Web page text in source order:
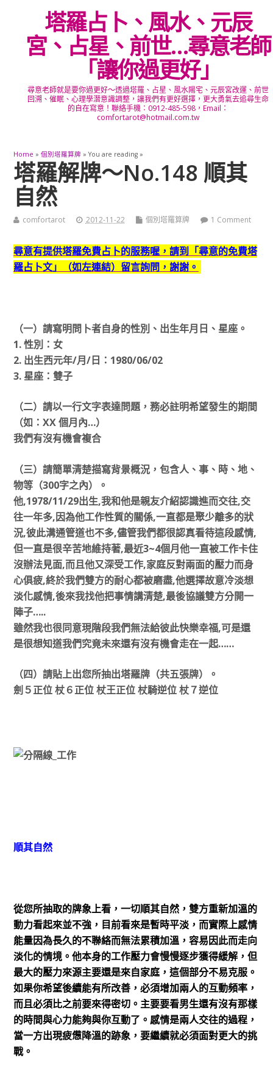
塔羅占卜、風水、元辰
宮、占星、前世…尋意老師
「讓你過更好」
尋意老師就是要你過更好～透過塔羅、占星、風水陽宅、元辰宮改運、前世
回溯、催眠、心理學潛意識調整，讓我們有更好選擇，更大勇氣去追尋生命
的自在寫意！聯絡手機：0912-485-598，Email：
comfortarot@hotmail.com.tw
Home » 個別塔羅算牌 » You are reading »
塔羅解牌～No.148 順其
自然
comfortarot 2012-11-22 個別塔羅算牌 1 Comment
尋意有提供塔羅免費占卜的服務喔， 請到「尋意的免費塔
羅占卜文」（如左連結）留言詢問，謝謝。
（一）請寫明問卜者自身的性別、出生年月日、星座。
1. 性別：女
2. 出生西元年/月/日：1980/06/02
3. 星座：雙子
（二）請以一行文字表達問題，務必註明希望發生的期間
（如：XX 個月內…）
我們有沒有機會複合
（三）請簡單清楚描寫背景概況，包含人、事、時、地、
物等（300字之內）。
他,1978/11/29出生,我和他是親友介紹認識進而交往,交
往一年多,因為他工作性質的關係,一直都是聚少離多的狀
況,彼此溝通管道也不多,儘管我們都很認真看待這段感情,
但一直是很辛苦地維持著,最近3~4個月他一直被工作卡住
沒辦法見面,而且他又深受工作,家庭反對兩面的壓力而身
心俱疲,終於我們雙方的耐心都被磨盡,他選擇故意冷淡想
淡化感情,後來我找他把事情講清楚,最後協議雙方分開一
陣子…..
雖然我也很同意現階段我們無法給彼此快樂幸福,可是還
是很想知道我們究竟未來還有沒有機會走在一起……
（四）請貼上出您所抽出塔羅牌（共五張牌）。
劍５正位 杖６正位 杖王正位 杖騎逆位 杖７逆位
順其自然
從您所抽取的牌象上看，一切順其自然，雙方重新加溫的
動力看起來並不強，目前看來是暫時平淡，而實際上感情
能量因為長久的不聯絡而無法累積加溫，容易因此而走向
淡化的情境。他本身的工作壓力會慢慢逐步獲得緩解，但
最大的壓力來源主要還是來自家庭，這個部分不易克服。
如果你希望後續能有所改善，必須增加兩人的互動頻率，
而且必須比之前要來得密切。主要要看男生還有沒有那樣
的時間與心力能夠與你互動了。感情是兩人交往的過程，
當一方出現疲憊降溫的跡象，要繼續就必須面對更大的挑
戰。